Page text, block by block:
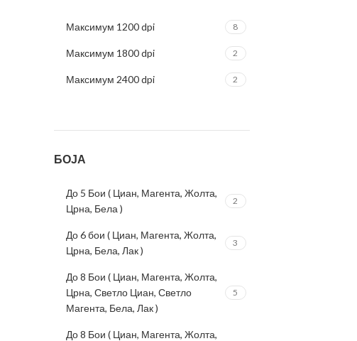
Максимум 1200 dpi 8
Максимум 1800 dpi 2
Максимум 2400 dpi 2
БОЈА
До 5 Бои ( Циан, Магента, Жолта,
Црна, Бела )
2
До 6 бои ( Циан, Магента, Жолта,
Црна, Бела, Лак )
3
До 8 Бои ( Циан, Магента, Жолта,
Црна, Светло Циан, Светло
Магента, Бела, Лак )
5
До 8 Бои ( Циан, Магента, Жолта,